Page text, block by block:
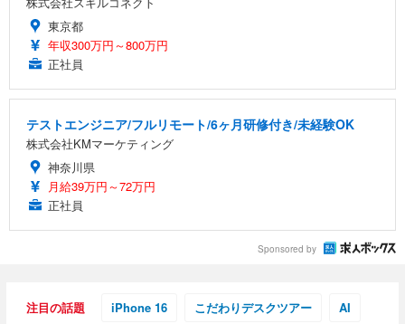
東京都
年収300万円～800万円
正社員
テストエンジニア/フルリモート/6ヶ月研修付き/未経験OK
株式会社KMマーケティング
神奈川県
月給39万円～72万円
正社員
Sponsored by
注目の話題 iPhone 16 こだわりデスクツアー AI